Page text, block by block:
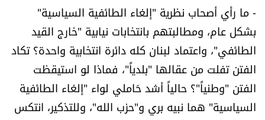
Digital solutions by
- ما رأي أصحاب نظرية "إلغاء الطائفية السياسية"
بشكل عام، ومطالبتهم بانتخابات نيابية "خارج القيد
الطائفي"، واعتماد لبنان كله دائرة انتخابية واحدة؟ تكاد
الفتن تفلت من عقالها "بلدياً"، فماذا لو استيقظت
الفتن "وطنياً"؟ حالياً أشد حَاملي لواء "إلغاء الطائفية
السياسية" هما نبيه بري و"حزب الله"، وللتذكير، انتكس